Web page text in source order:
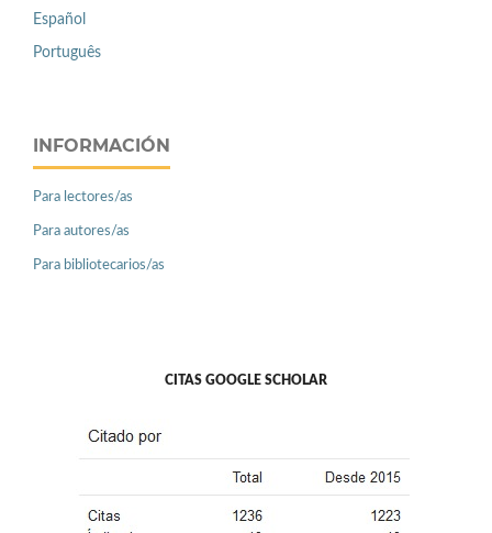
Español
Português
INFORMACIÓN
Para lectores/as
Para autores/as
Para bibliotecarios/as
CITAS GOOGLE SCHOLAR